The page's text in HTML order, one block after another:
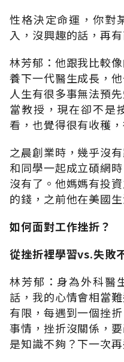
性格決定命運，你對
入，沒興趣的話，再
林芳郁：他跟我比較
養下一代醫生成長，
人生有很多事無法預
當教授，現在卻不是
看，也覺得很有收穫
之晨創業時，幾乎沒
和同學一起成立碩網
沒有了。他媽媽有投
的錢，之前他在美國
如何面對工作挫折？
從挫折裡學習vs.失敗
林芳郁：身為外科醫
話，我的心情會相當
有限，每遇到一個挫
事情，挫折沒關係，
是知識不夠？下一次